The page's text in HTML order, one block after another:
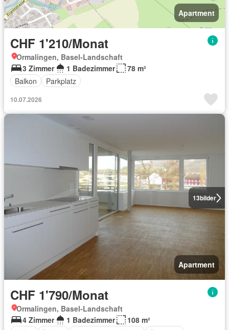
Apartment
CHF 1'210/Monat
Ormalingen, Basel-Landschaft
3 Zimmer
1 Badezimmer
78 m²
Balkon
Parkplatz
10.07.2026
13bilder
Apartment
CHF 1'790/Monat
Ormalingen, Basel-Landschaft
4 Zimmer
1 Badezimmer
108 m²